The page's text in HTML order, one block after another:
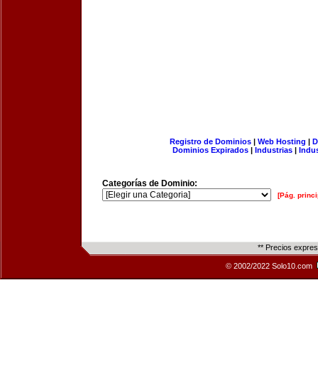
Registro de Dominios| Web Hosting |
Dominios Expirados | Industrias |
Categorías de Dominio:
[Pág.
** Precios
© 2002/2022 Solo10.com